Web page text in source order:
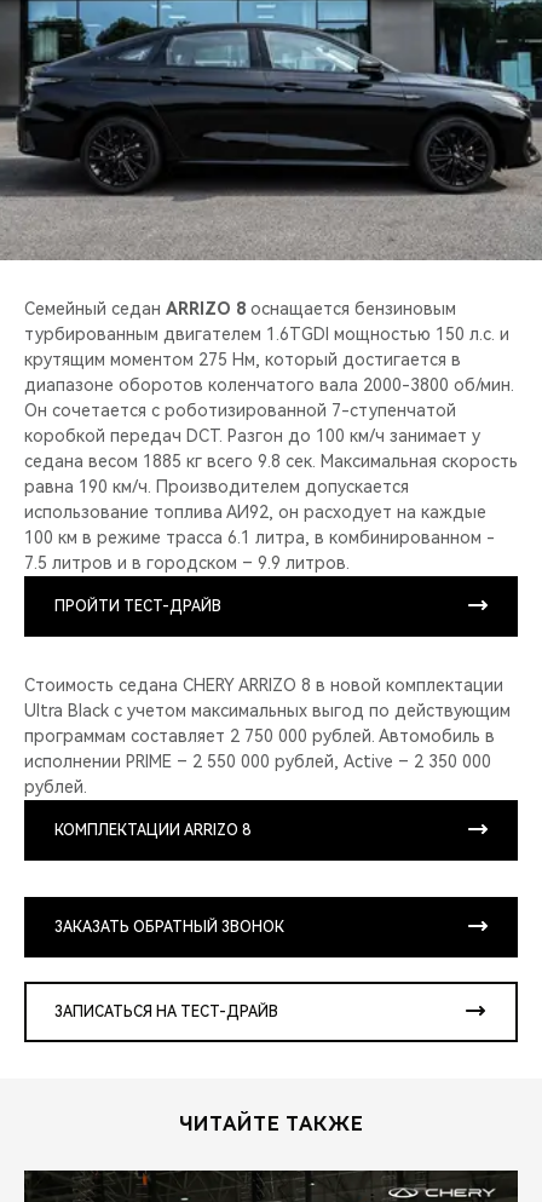
Семейный седан ARRIZO 8 оснащается бензиновым
турбированным двигателем 1.6TGDI мощностью 150 л.с. и
крутящим моментом 275 Нм, который достигается в
диапазоне оборотов коленчатого вала 2000-3800 об/мин.
Он сочетается с роботизированной 7-ступенчатой
коробкой передач DCT. Разгон до 100 км/ч занимает у
седана весом 1885 кг всего 9.8 сек. Максимальная скорость
равна 190 км/ч. Производителем допускается
использование топлива АИ92, он расходует на каждые
100 км в режиме трасса 6.1 литра, в комбинированном -
7.5 литров и в городском – 9.9 литров.
ПРОЙТИ ТЕСТ-ДРАЙВ
Стоимость седана CHERY ARRIZO 8 в новой комплектации
Ultra Black с учетом максимальных выгод по действующим
программам составляет 2 750 000 рублей. Автомобиль в
исполнении PRIME – 2 550 000 рублей, Active – 2 350 000
рублей.
КОМПЛЕКТАЦИИ ARRIZO 8
ЗАКАЗАТЬ ОБРАТНЫЙ ЗВОНОК
ЗАПИСАТЬСЯ НА ТЕСТ-ДРАЙВ
ЧИТАЙТЕ ТАКЖЕ